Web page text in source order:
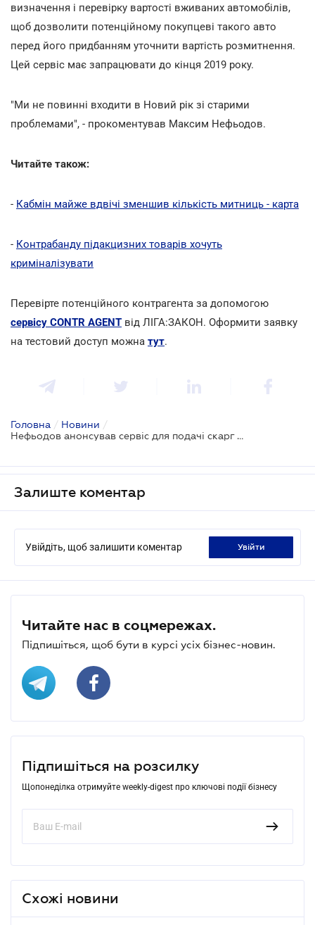
визначення і перевірку вартості вживаних автомобілів,
щоб дозволити потенційному покупцеві такого авто
перед його придбанням уточнити вартість розмитнення.
Цей сервіс має запрацювати до кінця 2019 року.
"Ми не повинні входити в Новий рік зі старими
проблемами", - прокоментував Максим Нефьодов.
Читайте також:
- Кабмін майже вдвічі зменшив кількість митниць - карта
- Контрабанду підакцизних товарів хочуть
криміналізувати
Перевірте потенційного контрагента за допомогою
сервісу CONTR AGENT від ЛІГА:ЗАКОН. Оформити заявку
на тестовий доступ можна тут.
Головна / Новини /
Нефьодов анонсував сервіс для подачі скарг щодо митниці
Залиште коментар
Увійдіть, щоб залишити коментар увійти
Читайте нас в соцмережах.
Підпишіться, щоб бути в курсі усіх бізнес-новин.
Підпишіться на розсилку
Щопонеділка отримуйте weekly-digest про ключові події бізнесу
Схожі новини